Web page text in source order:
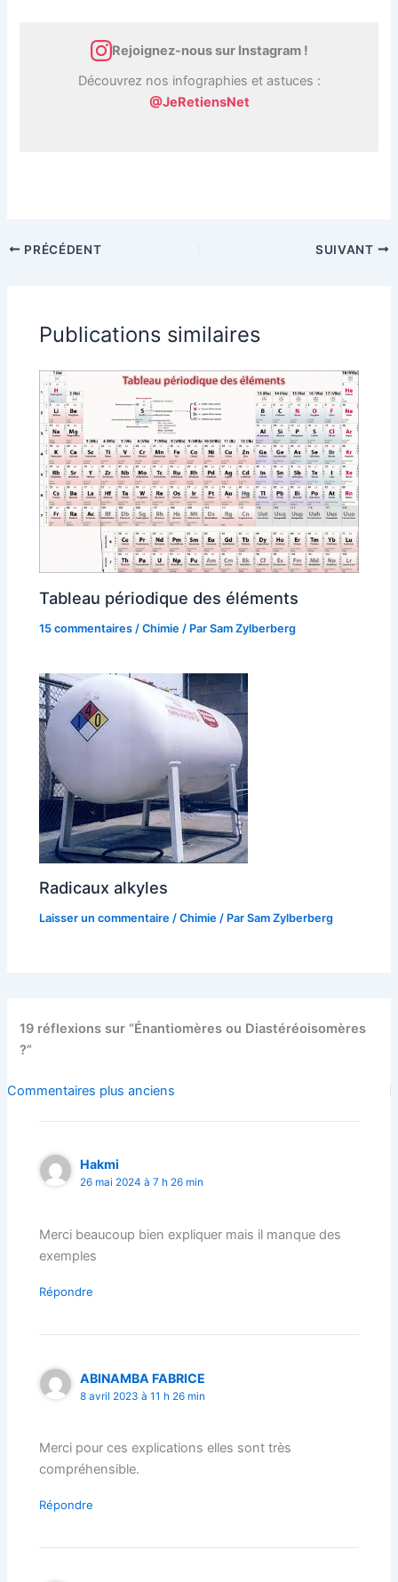
Rejoignez-nous sur Instagram !
Découvrez nos infographies et astuces :
@JeRetiensNet
PRÉCÉDENT SUIVANT
Publications similaires
Tableau périodique des éléments
15 commentaires /Chimie / ParSam Zylberberg
Radicaux alkyles
Laisser un commentaire /Chimie / ParSam Zylberberg
19 réflexions sur “Énantiomères ou Diastéréoisomères
?”
Commentaires
Commentaires plus anciens
Hakmi
26 mai 2024 à 7 h 26 min
Merci beaucoup bien expliquer mais il manque des
exemples
Répondre
ABINAMBA FABRICE
8 avril 2023 à 11 h 26 min
Merci pour ces explications elles sont très
compréhensible.
Répondre